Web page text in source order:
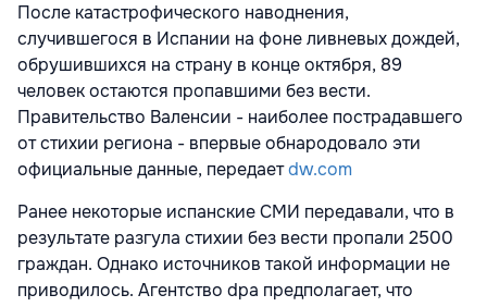
После катастрофического наводнения,
случившегося в Испании на фоне ливневых дождей,
обрушившихся на страну в конце октября, 89
человек остаются пропавшими без вести.
Правительство Валенсии - наиболее пострадавшего
от стихии региона - впервые обнародовало эти
официальные данные, передаетdw.com
Ранее некоторые испанские СМИ передавали, что в
результате разгула стихии без вести пропали 2500
граждан. Однако источников такой информации не
приводилось. Агентство dpa предполагает, что